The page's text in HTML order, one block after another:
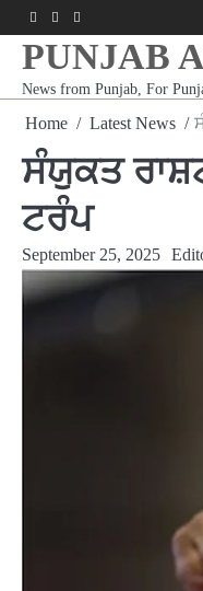
to
content
Facebook
YoutubeInstagram
PUNJAB
News from Punjab, For
Home Latest News
ਸੰਯੁਕਤ
ਟਰੰਪ
September 25, 2025